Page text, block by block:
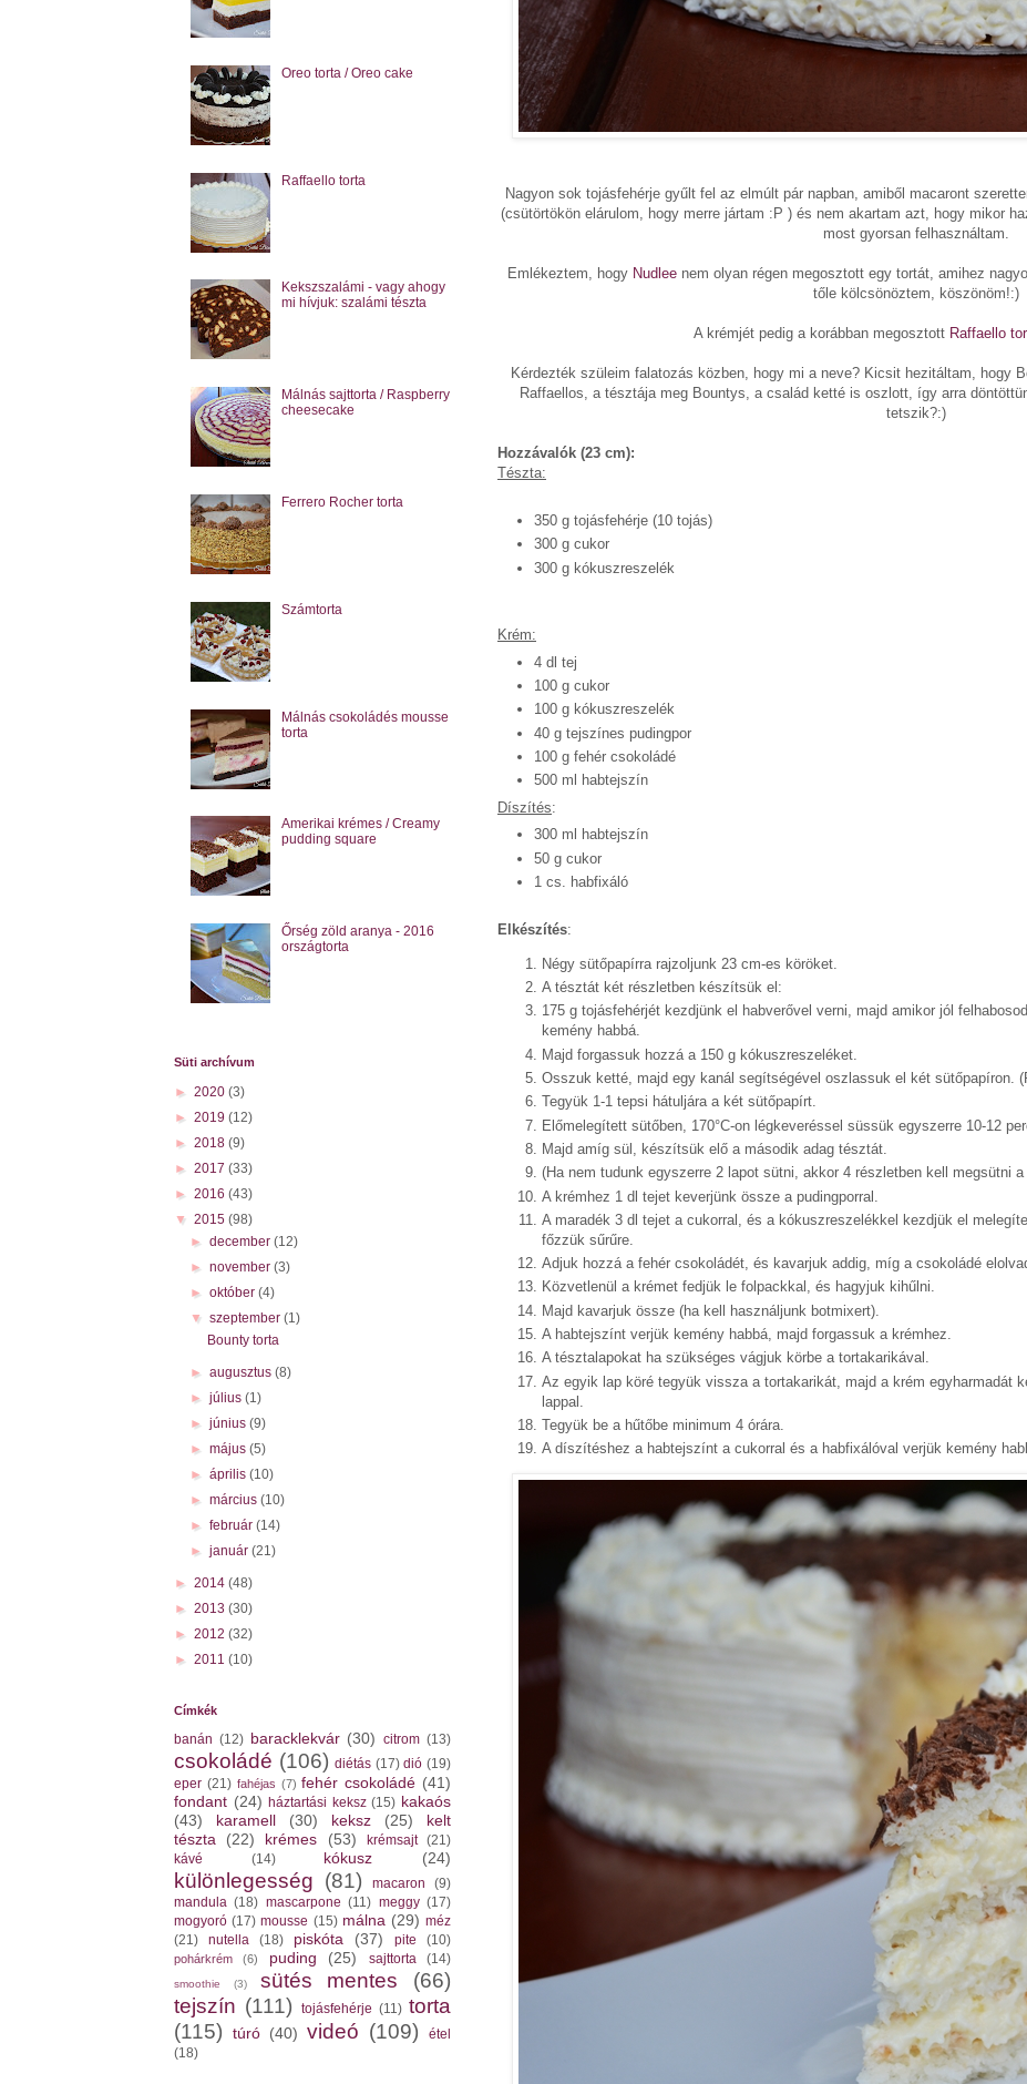
Nagyon sok tojásfehérje gyűlt fel az elmúlt pár napban, amiből macaront
(csütörtökön elárulom, hogy merre jártam :P ) és nem akartam azt, hogy mikor
most gyorsan felhasználtam.
Emlékeztem, hogy Nudlee nem olyan régen megosztott egy tortát, amihez
tőle kölcsönöztem, köszönöm!:)
A krémjét pedig a korábban megosztott Raffaello
Kérdezték szüleim falatozás közben, hogy mi a neve? Kicsit hezitáltam, hogy
Raffaellos, a tésztája meg Bountys, a család ketté is oszlott, így arra
tetszik?:)
Hozzávalók (23 cm):
Tészta:
350 g tojásfehérje (10 tojás)
300 g cukor
300 g kókuszreszelék
Krém:
4 dl tej
100 g cukor
100 g kókuszreszelék
40 g tejszínes pudingpor
100 g fehér csokoládé
500 ml habtejszín
Díszítés:
300 ml habtejszín
50 g cukor
1 cs. habfixáló
Elkészítés:
Négy sütőpapírra rajzoljunk 23 cm-es köröket.
A tésztát két részletben készítsük el:
175 g tojásfehérjét kezdjünk el habverővel verni, majd amikor jól
kemény habbá.
Majd forgassuk hozzá a 150 g kókuszreszeléket.
Osszuk ketté, majd egy kanál segítségével oszlassuk el két sütőpapíron.
Tegyük 1-1 tepsi hátuljára a két sütőpapírt.
Előmelegített sütőben, 170°C-on légkeveréssel süssük egyszerre 10-12
Majd amíg sül, készítsük elő a második adag tésztát.
(Ha nem tudunk egyszerre 2 lapot sütni, akkor 4 részletben kell megsütni
A krémhez 1 dl tejet keverjünk össze a pudingporral.
A maradék 3 dl tejet a cukorral, és a kókuszreszelékkel kezdjük el
főzzük sűrűre.
Adjuk hozzá a fehér csokoládét, és kavarjuk addig, míg a csokoládé
Közvetlenül a krémet fedjük le folpackkal, és hagyjuk kihűlni.
Majd kavarjuk össze (ha kell használjunk botmixert).
A habtejszínt verjük kemény habbá, majd forgassuk a krémhez.
A tésztalapokat ha szükséges vágjuk körbe a tortakarikával.
Az egyik lap köré tegyük vissza a tortakarikát, majd a krém egyharmadát
lappal.
Tegyük be a hűtőbe minimum 4 órára.
A díszítéshez a habtejszínt a cukorral és a habfixálóval verjük kemény
Oreo torta / Oreo cake
Raffaello torta
Kekszszalámi - vagy ahogy
mi hívjuk: szalámi tészta
Málnás sajttorta / Raspberry
cheesecake
Ferrero Rocher torta
Számtorta
Málnás csokoládés mousse
torta
Amerikai krémes / Creamy
pudding square
Őrség zöld aranya - 2016
országtorta
Süti archívum
► 2020 (3)
► 2019 (12)
► 2018 (9)
► 2017 (33)
► 2016 (43)
▼ 2015 (98)
►december(12)
►november(3)
►október(4)
▼szeptember(1)
Bounty torta
►augusztus(8)
►július(1)
►június(9)
►május(5)
►április(10)
►március(10)
►február(14)
►január(21)
► 2014 (48)
► 2013 (30)
► 2012 (32)
► 2011 (10)
Címkék
banán (12) baracklekvár (30) citrom (13)
csokoládé (106) diétás (17) dió (19)
eper (21) fahéjas (7) fehér csokoládé (41)
fondant (24) háztartási keksz (15) kakaós
(43)
karamell (30) keksz (25)
kelt
tészta
(22) krémes (53) krémsajt (21)
kávé
(14) kókusz (24)
különlegesség (81) macaron
(9)
mandula (18) mascarpone (11) meggy (17)
mogyoró (17) mousse (15) málna (29) méz
(21)
nutella (18) piskóta (37) pite (10)
pohárkrém (6) puding (25) sajttorta (14)
smoothie (3) sütés mentes
(66)
tejszín (111) tojásfehérje (11) torta
(115)
túró (40) videó (109)
étel
(18)